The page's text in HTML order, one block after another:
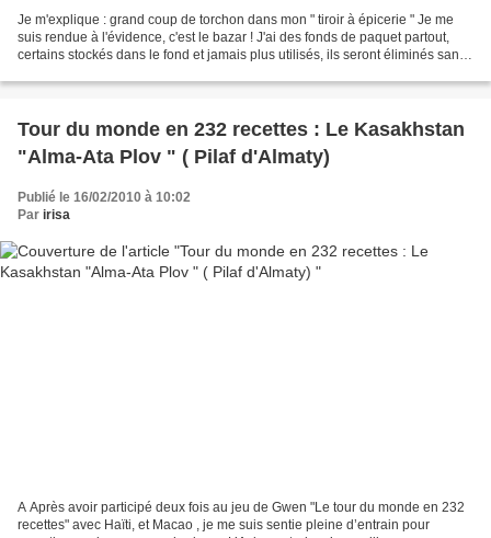
Je m'explique : grand coup de torchon dans mon " tiroir à épicerie " Je me
suis rendue à l'évidence, c'est le bazar ! J'ai des fonds de paquet partout,
certains stockés dans le fond et jamais plus utilisés, ils seront éliminés sans
Tour du monde en 232 recettes : Le Kasakhstan
"Alma-Ata Plov " ( Pilaf d'Almaty)
Publié le 16/02/2010 à 10:02
Par irisa
A Après avoir participé deux fois au jeu de Gwen "Le tour du monde en 232
recettes" avec Haïti, et Macao , je me suis sentie pleine d’entrain pour